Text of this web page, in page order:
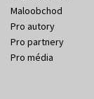
Maloobchod
Pro autory
Pro partnery
Pro média